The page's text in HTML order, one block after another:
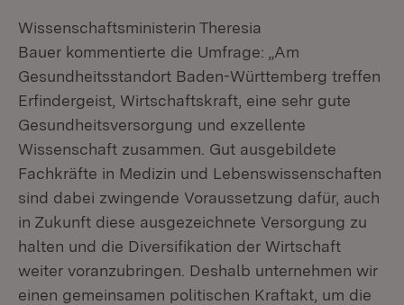
Wissenschaftsministerin Theresia
Bauer kommentierte die Umfrage: „Am
Gesundheitsstandort Baden-Württemberg treffen
Erfindergeist, Wirtschaftskraft, eine sehr gute
Gesundheitsversorgung und exzellente
Wissenschaft zusammen. Gut ausgebildete
Fachkräfte in Medizin und Lebenswissenschaften
sind dabei zwingende Voraussetzung dafür, auch
in Zukunft diese ausgezeichnete Versorgung zu
halten und die Diversifikation der Wirtschaft
weiter voranzubringen. Deshalb unternehmen wir
einen gemeinsamen politischen Kraftakt, um die